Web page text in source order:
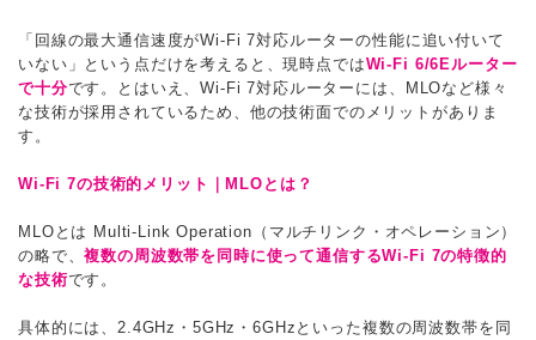
「回線の最大通信速度がWi-Fi 7対応ルーターの性能に追い付いて
いない」という点だけを考えると、現時点ではWi-Fi 6/6Eルーター
で十分です。とはいえ、Wi-Fi 7対応ルーターには、MLOなど様々
な技術が採用されているため、他の技術面でのメリットがありま
す。
Wi-Fi 7の技術的メリット｜MLOとは？
MLOとは Multi-Link Operation（マルチリンク・オペレーション）
の略で、複数の周波数帯を同時に使って通信するWi-Fi 7の特徴的
な技術です。
具体的には、2.4GHz・5GHz・6GHzといった複数の周波数帯を同